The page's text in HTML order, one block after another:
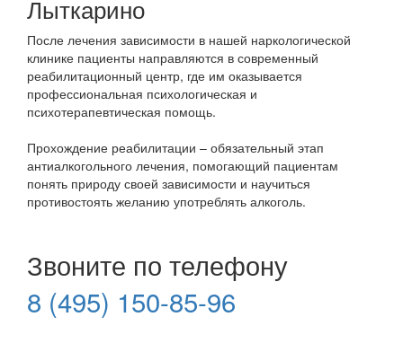
Лыткарино
После лечения зависимости в нашей наркологической
клинике пациенты направляются в современный
реабилитационный центр, где им оказывается
профессиональная психологическая и
психотерапевтическая помощь.
Прохождение реабилитации – обязательный этап
антиалкогольного лечения, помогающий пациентам
понять природу своей зависимости и научиться
противостоять желанию употреблять алкоголь.
Звоните по телефону
8 (495) 150-85-96